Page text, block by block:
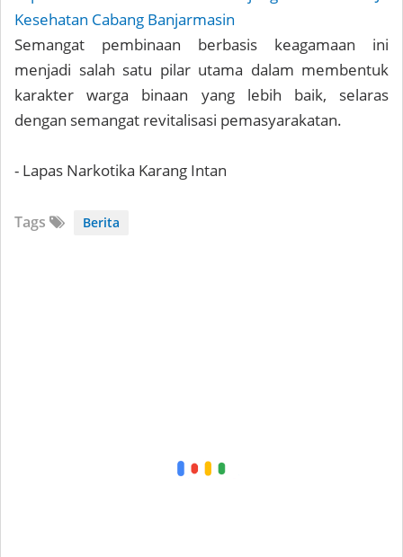
Kesehatan Cabang Banjarmasin
Semangat pembinaan berbasis keagamaan ini
menjadi salah satu pilar utama dalam membentuk
karakter warga binaan yang lebih baik, selaras
dengan semangat revitalisasi pemasyarakatan.
- Lapas Narkotika Karang Intan
Tags Berita